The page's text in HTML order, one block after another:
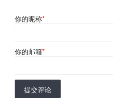
你的昵称*
你的邮箱*
提交评论